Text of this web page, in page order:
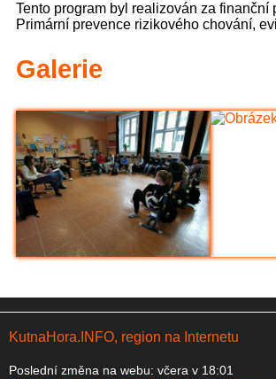
Evropská
Sportovali i
Olympijský
stříbro z
Loučení
Tento program byl realizován za
Primární prevence rizikového chování,
Galerie
KutnaHora.INFO, region na Internetu
Poslední změna na webu: včera v 18:01